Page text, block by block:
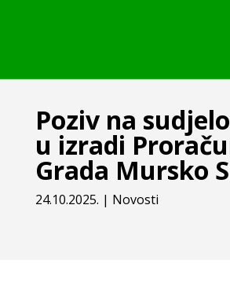
Poziv na
u izradi
Grada Mursko
24.10.2025. | Novosti